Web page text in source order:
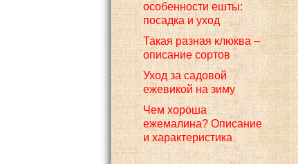
особенности ешты:
посадка и уход
Такая разная клюква –
описание сортов
Уход за садовой
ежевикой на зиму
Чем хороша
ежемалина? Описание
и характеристика